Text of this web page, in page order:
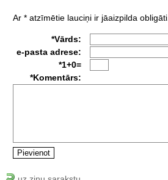
Ar * atzīmētie lauciņi ir jāaizpilda obligāti.
*Vārds:
e-pasta adrese:
*1+0=
*Komentārs: